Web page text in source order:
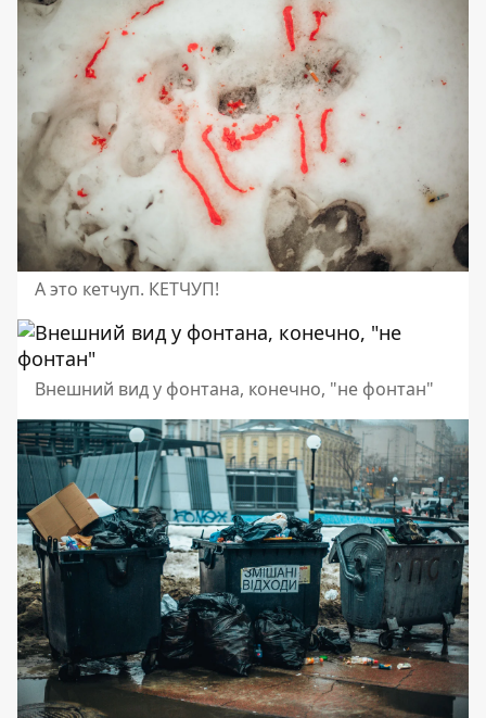
А это кетчуп. КЕТЧУП!
Внешний вид у фонтана, конечно, "не фонтан"